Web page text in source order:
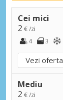
Cei mici
2 € /zi
4
3
Vezi oferta
Mediu
2 € /zi